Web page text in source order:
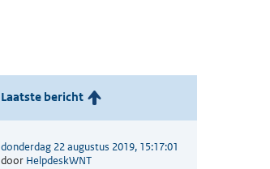
Laatste bericht
donderdag 22 augustus 2019, 15:17:01
door HelpdeskWNT